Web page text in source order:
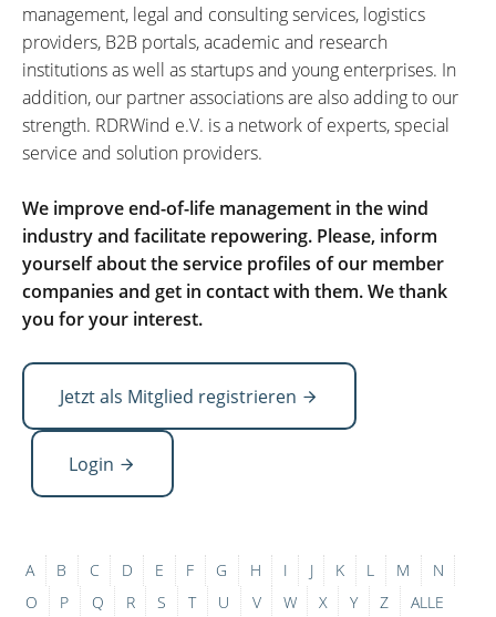
management, legal and consulting services, logistics
providers, B2B portals, academic and research
institutions as well as startups and young enterprises. In
addition, our partner associations are also adding to our
strength. RDRWind e.V. is a network of experts, special
service and solution providers.
We improve end-of-life management in the wind
industry and facilitate repowering. Please, inform
yourself about the service profiles of our member
companies and get in contact with them. We thank
you for your interest.
Jetzt als Mitglied registrieren
Login
A B C D E F G H I J K L M
N
O
P Q R S T U V W X Y Z ALLE